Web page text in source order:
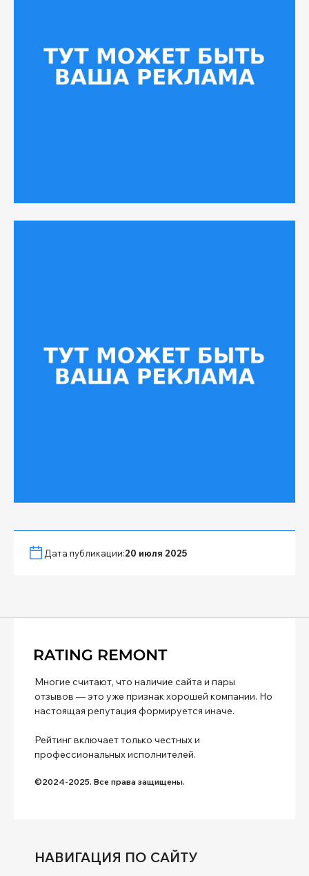
Дата публикации:20 июля 2025
Многие считают, что наличие сайта и пары
отзывов — это уже признак хорошей компании. Но
настоящая репутация формируется иначе.
Рейтинг включает только честных и
профессиональных исполнителей.
©2024-2025. Все права защищены.
НАВИГАЦИЯ ПО САЙТУ